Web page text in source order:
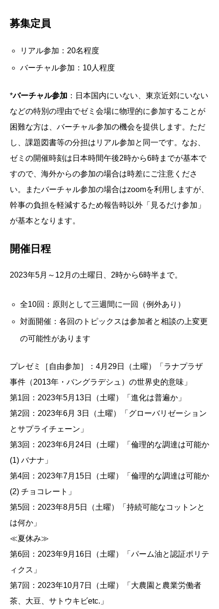
募集定員
リアル参加：20名程度
バーチャル参加：10人程度
*バーチャル参加 ：日本国内にいない、東京近郊にいない
などの特別の理由でゼミ会場に物理的に参加することが
困難な方は、バーチャル参加の機会を提供します。ただ
し、課題図書等の分担はリアル参加と同一です。なお、
ゼミの開催時刻は日本時間午後2時から6時までが基本で
すので、海外からの参加の場合は時差にご注意くださ
い。またバーチャル参加の場合はzoomを利用しますが、
幹事の負担を軽減するため報告時以外「見るだけ参加」
が基本となります。
開催日程
2023年5月～12月の土曜日、2時から6時半まで。
全10回：原則として三週間に一回（例外あり）
対面開催：各回のトピックスは参加者と相談の上変更
の可能性があります
プレゼミ［自由参加］：4月29日（土曜）「ラナプラザ
事件（2013年・バングラデシュ）の世界史的意味」
第1回：2023年5月13日（土曜）「進化は普遍か」
第2回：2023年6月 3日（土曜）「グローバリゼーション
とサプライチェーン」
第3回：2023年6月24日（土曜）「倫理的な調達は可能か
(1) バナナ」
第4回：2023年7月15日（土曜）「倫理的な調達は可能か
(2) チョコレート」
第5回：2023年8月5日（土曜）「持続可能なコットンと
は何か」
≪夏休み≫
第6回：2023年9月16日（土曜）「パーム油と認証ポリテ
ィクス」
第7回：2023年10月7日（土曜）「大農園と農業労働者
茶、大豆、サトウキビetc.」